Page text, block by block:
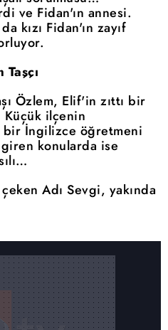
ve Fidan'ın annesi.
kızı Fidan'ın zayıf
Özlem, Elif'in zıttı bir
ilçenin
bir İngilizce öğretmeni
konularda ise
Adı Sevgi, yakında